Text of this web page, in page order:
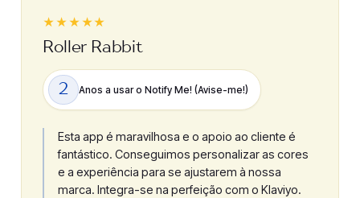
★★★★★
Roller Rabbit
2 Anos a usar o Notify Me! (Avise-me!)
Esta app é maravilhosa e o apoio ao cliente é
fantástico. Conseguimos personalizar as cores
e a experiência para se ajustarem à nossa
marca. Integra-se na perfeição com o Klaviyo.